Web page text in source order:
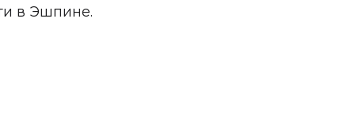
в Эшпине.